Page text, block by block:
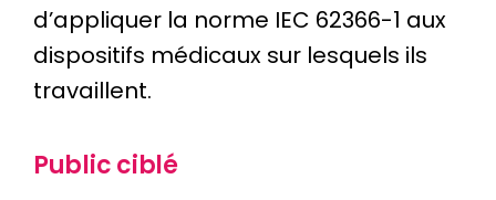
d’appliquer la norme IEC 62366-1 aux
dispositifs médicaux sur lesquels ils
travaillent.
Public ciblé